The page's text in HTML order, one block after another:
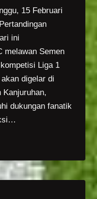
15 Februari
ini
melawan Semen
Liga 1
digelar di
Kanjuruhan,
dukungan fanatik